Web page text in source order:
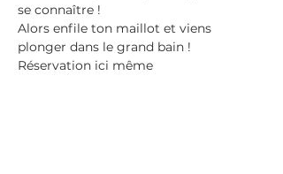
se connaître !
Alors enfile ton maillot et viens
plonger dans le grand bain !
Réservation ici même